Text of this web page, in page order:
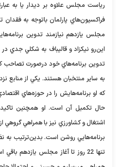
رياست مجلس علاوه بر ديدار يا به
فراكسيون‌هاي پارلمان باتوجه به فقدان
مجلس يازدهم نيازمند تدوين
اين‌رو نيكزاد و قاليباف به شكلي جدي
تدوين برنامه‌هاي خود درصورت تصاحب
به ساير منتخبان هستند. يكي از منابع
كه او برنامه‌هايش را در حوزه‌هاي
حال تكميل آن است. او همچنين تاكيد
اشتغال و كشاورزي نيز با همراهي گروهي
برنامه‌هايي روشن است. بدين‌ترتيب به
تنها 22 روز تا آغاز مجلس يازدهم